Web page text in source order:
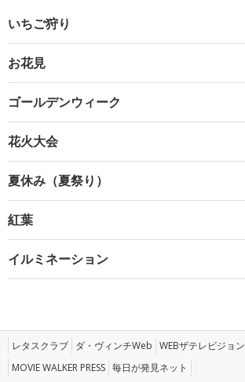
いちご狩り
お花見
ゴールデンウィーク
花火大会
夏休み（夏祭り）
紅葉
イルミネーション
レタスクラブ ダ・ヴィンチWeb WEBザテレビジョン
MOVIE WALKER PRESS 毎日が発見ネット